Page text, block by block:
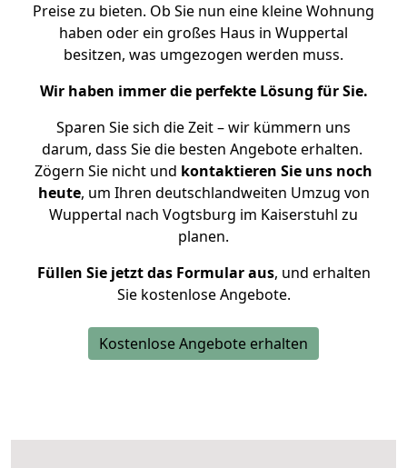
Preise zu bieten. Ob Sie nun eine kleine Wohnung
haben oder ein großes Haus in Wuppertal
besitzen, was umgezogen werden muss.
Wir haben immer die perfekte Lösung für Sie.
Sparen Sie sich die Zeit – wir kümmern uns
darum, dass Sie die besten Angebote erhalten.
Zögern Sie nicht und kontaktieren Sie uns noch
heute, um Ihren deutschlandweiten Umzug von
Wuppertal nach Vogtsburg im Kaiserstuhl zu
planen.
Füllen Sie jetzt das Formular aus, und erhalten
Sie kostenlose Angebote.
Kostenlose Angebote erhalten